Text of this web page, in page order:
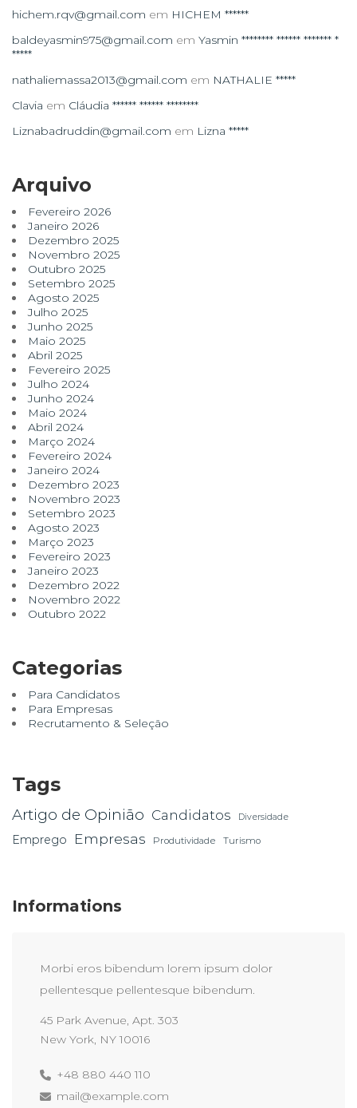
hichem.rqv@gmail.com em HICHEM ******
baldeyasmin975@gmail.com em Yasmin ******** ****** ******* *
*****
nathaliemassa2013@gmail.com em NATHALIE *****
Clavia em Cláudia ****** ****** ********
Liznabadruddin@gmail.com em Lizna *****
Arquivo
Fevereiro 2026
Janeiro 2026
Dezembro 2025
Novembro 2025
Outubro 2025
Setembro 2025
Agosto 2025
Julho 2025
Junho 2025
Maio 2025
Abril 2025
Fevereiro 2025
Julho 2024
Junho 2024
Maio 2024
Abril 2024
Março 2024
Fevereiro 2024
Janeiro 2024
Dezembro 2023
Novembro 2023
Setembro 2023
Agosto 2023
Março 2023
Fevereiro 2023
Janeiro 2023
Dezembro 2022
Novembro 2022
Outubro 2022
Categorias
Para Candidatos
Para Empresas
Recrutamento & Seleção
Tags
Artigo de Opinião Candidatos Diversidade
Emprego Empresas Produtividade Turismo
Informations
Morbi eros bibendum lorem ipsum dolor
pellentesque pellentesque bibendum.
45 Park Avenue, Apt. 303
New York, NY 10016
+48 880 440 110
mail@example.com